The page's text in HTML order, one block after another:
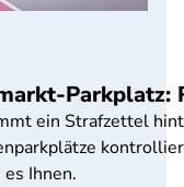
ein Strafzettel
Ihnen.